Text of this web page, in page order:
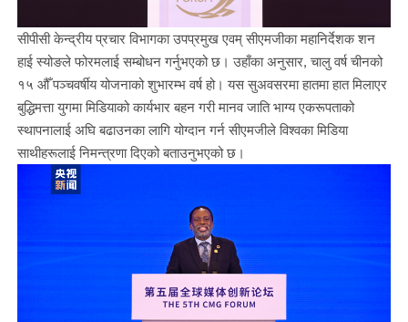
सीपीसी केन्द्रीय प्रचार विभागका उपप्रमुख एवम् सीएमजीका महानिर्देशक शन
हाई स्योङले फोरमलाई सम्बोधन गर्नुभएको छ। उहाँका अनुसार, चालु वर्ष चीनको
१५ औँ पञ्चवर्षीय योजनाको शुभारम्भ वर्ष हो। यस सुअवसरमा हातमा हात मिलाएर
बुद्धिमत्ता युगमा मिडियाको कार्यभार बहन गरी मानव जाति भाग्य एकरूपताको
स्थापनालाई अघि बढाउनका लागि योग्दान गर्न सीएमजीले विश्वका मिडिया
साथीहरूलाई निमन्त्रणा दिएको बताउनुभएको छ।